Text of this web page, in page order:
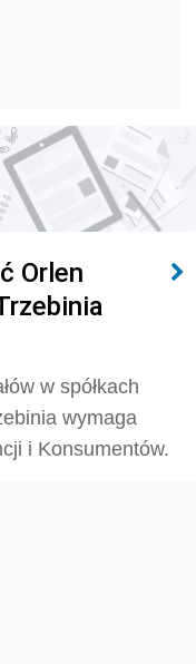
Orlen
w spółkach
wymaga
i Konsumentów.